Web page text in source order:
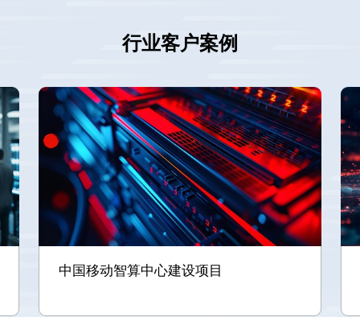
行业客户案例
中国移动智算中心建设项目